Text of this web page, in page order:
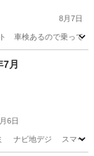
8月7日
検あるので乗って帰
レー
月
6日
ナビ地デジ スマー